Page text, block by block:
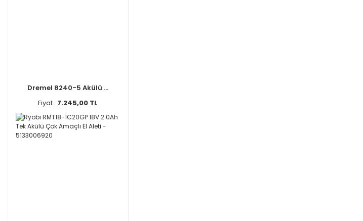
Dremel 8240-5 Akülü ...
Fiyat : 7.245,00 TL